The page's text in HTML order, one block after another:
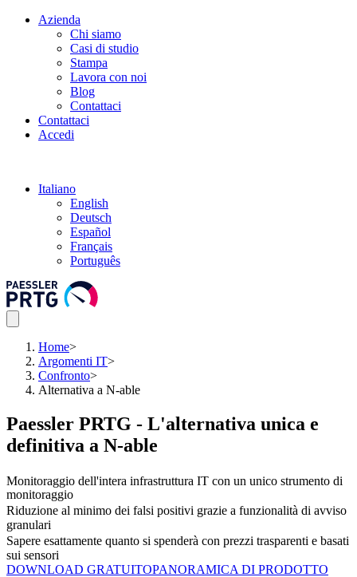
Azienda
Chi siamo
Casi di studio
Stampa
Lavora con noi
Blog
Contattaci
Contattaci
Accedi
Italiano
English
Deutsch
Español
Français
Português
Home>
Argomenti IT>
Confronto>
Alternativa a N-able
Paessler PRTG - L'alternativa unica e
definitiva a N-able
Monitoraggio dell'intera infrastruttura IT con un unico strumento di
monitoraggio
Riduzione al minimo dei falsi positivi grazie a funzionalità di avviso
granulari
Sapere esattamente quanto si spenderà con prezzi trasparenti e basati
sui sensori
DOWNLOAD GRATUITOPANORAMICA DI PRODOTTO